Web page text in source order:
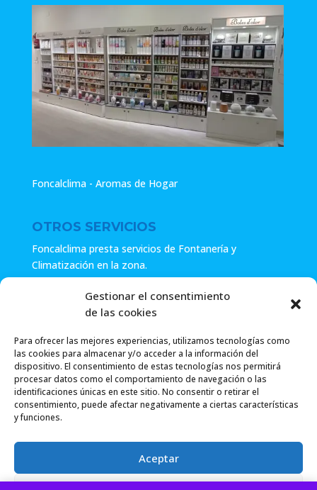
Gestionar el consentimiento
de las cookies
Para ofrecer las mejores experiencias, utilizamos tecnologías como
las cookies para almacenar y/o acceder a la información del
dispositivo. El consentimiento de estas tecnologías nos permitirá
procesar datos como el comportamiento de navegación o las
identificaciones únicas en este sitio. No consentir o retirar el
consentimiento, puede afectar negativamente a ciertas características
y funciones.
Aceptar
Foncalclima - Aromas de Hogar
OTROS SERVICIOS
Foncalclima presta servicios de Fontanería y
Climatización en la zona.
Especialistas en sistemas de Osmosis.
Pide presupuesto sin compromiso o llámanos y haz tu
consulta.
Foncalclima 2018 |Política de Privacidad|Envío
Gratuito a partir de 49.99€